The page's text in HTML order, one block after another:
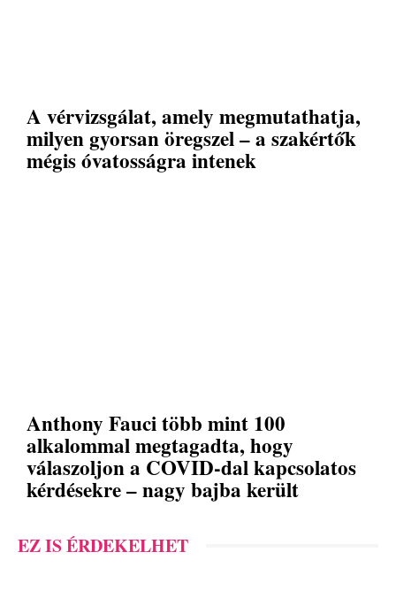
A vérvizsgálat, amely megmutathatja,
milyen gyorsan öregszel – a szakértők
mégis óvatosságra intenek
Anthony Fauci több mint 100
alkalommal megtagadta, hogy
válaszoljon a COVID-dal kapcsolatos
kérdésekre – nagy bajba került
EZ IS ÉRDEKELHET